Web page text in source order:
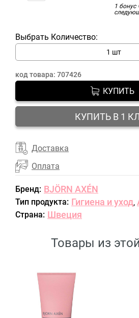
1 бонус
Выбрать Количество:
1 шт
код товара: 707426
КУПИТЬ
КУПИТЬ В 1
Доставка
Оплата
Бренд: BJÖRN AXÉN
Тип продукта: Гигиена и уход,
Страна: Швеция
Товары из